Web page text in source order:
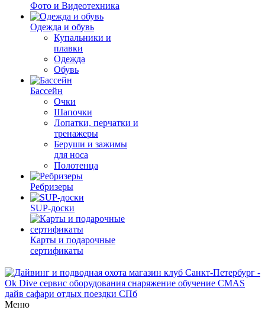
Фото и Видеотехника
Одежда и обувь
Купальники и
плавки
Одежда
Обувь
Бассейн
Очки
Шапочки
Лопатки, перчатки и
тренажеры
Беруши и зажимы
для носа
Полотенца
Ребризеры
SUP-доски
Карты и подарочные
сертификаты
Меню